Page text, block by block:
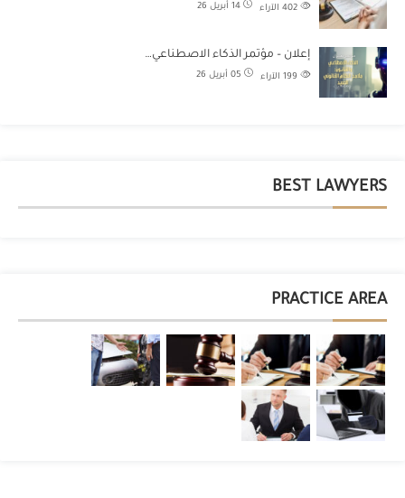
14 أبريل 26 الآراء
إعلان – مؤتمر الذكاء الاصطناعي…
05 أبريل 26 الآراء
BEST LAWYERS
PRACTICE AREA